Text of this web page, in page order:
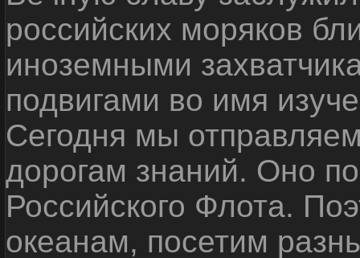
российских моряков
иноземными
подвигами во имя
Сегодня мы
дорогам знаний. Оно
Российского Флота.
океанам, посетим